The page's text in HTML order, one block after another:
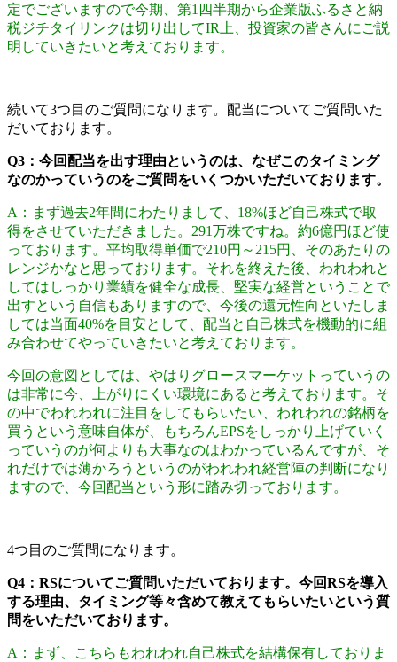
定でございますので今期、第1四半期から企業版ふるさと納
税ジチタイリンクは切り出してIR上、投資家の皆さんにご説
明していきたいと考えております。
続いて3つ目のご質問になります。配当についてご質問いた
だいております。
Q3：今回配当を出す理由というのは、なぜこのタイミング
なのかっていうのをご質問をいくつかいただいております。
A：まず過去2年間にわたりまして、18%ほど自己株式で取
得をさせていただきました。291万株ですね。約6億円ほど使
っております。平均取得単価で210円～215円、そのあたりの
レンジかなと思っております。それを終えた後、われわれと
してはしっかり業績を健全な成長、堅実な経営ということで
出すという自信もありますので、今後の還元性向といたしま
しては当面40%を目安として、配当と自己株式を機動的に組
み合わせてやっていきたいと考えております。
今回の意図としては、やはりグロースマーケットっていうの
は非常に今、上がりにくい環境にあると考えております。そ
の中でわれわれに注目をしてもらいたい、われわれの銘柄を
買うという意味自体が、もちろんEPSをしっかり上げていく
っていうのが何よりも大事なのはわかっているんですが、そ
れだけでは薄かろうというのがわれわれ経営陣の判断になり
ますので、今回配当という形に踏み切っております。
4つ目のご質問になります。
Q4：RSについてご質問いただいております。今回RSを導入
する理由、タイミング等々含めて教えてもらいたいという質
問をいただいております。
A：まず、こちらもわれわれ自己株式を結構保有しておりま